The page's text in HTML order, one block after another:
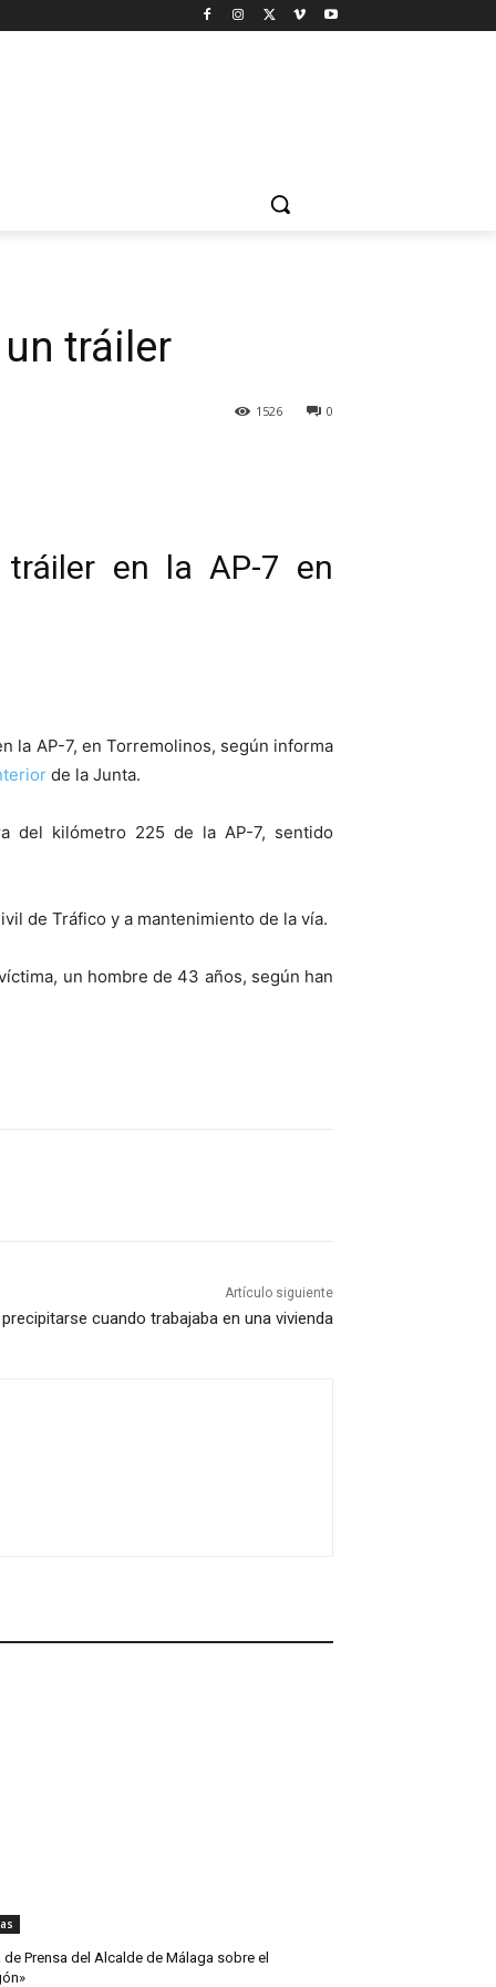
tráiler
0
1526
en la AP-7 en
la AP-7, en Torremolinos, según informa
de la Junta.
del kilómetro 225 de la AP-7, sentido
de Tráfico y a mantenimiento de la vía.
un hombre de 43 años, según han
Artículo siguiente
cuando trabajaba en una vivienda
de Prensa del Alcalde de Málaga sobre el